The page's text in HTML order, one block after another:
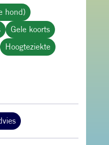
hond)
Gele koorts
Hoogteziekte